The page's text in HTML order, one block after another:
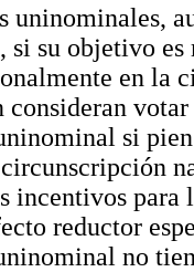
uninominales,
si su objetivo
en la
consideran
si
incentivos
reductor
no